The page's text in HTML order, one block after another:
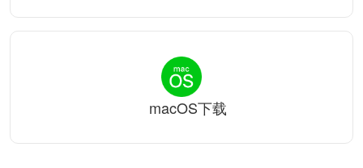
macOS下载